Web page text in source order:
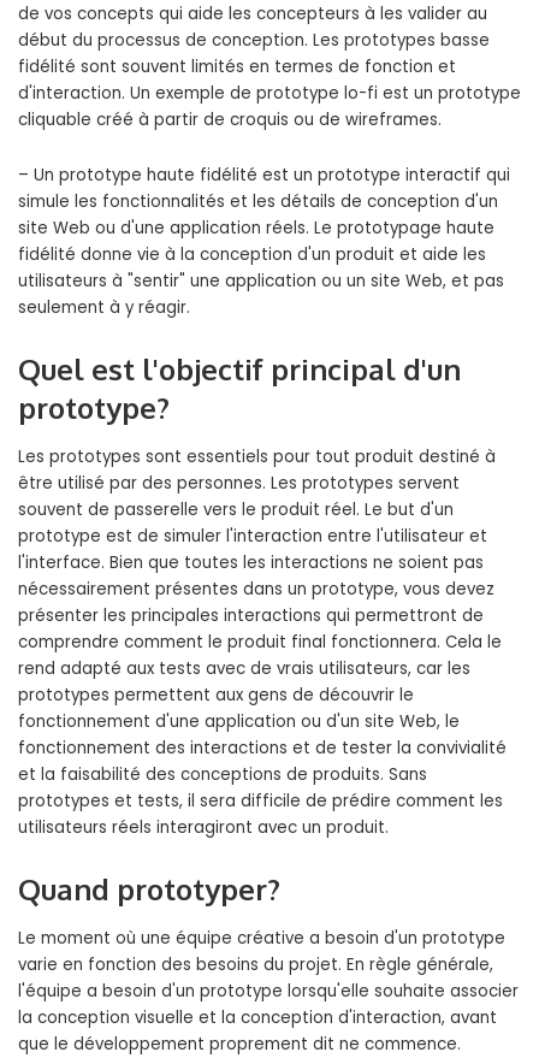
de vos concepts qui aide les concepteurs à les valider au
début du processus de conception. Les prototypes basse
fidélité sont souvent limités en termes de fonction et
d'interaction. Un exemple de prototype lo-fi est un prototype
cliquable créé à partir de croquis ou de wireframes.
– Un prototype haute fidélité est un prototype interactif qui
simule les fonctionnalités et les détails de conception d'un
site Web ou d'une application réels. Le prototypage haute
fidélité donne vie à la conception d'un produit et aide les
utilisateurs à "sentir" une application ou un site Web, et pas
seulement à y réagir.
Quel est l'objectif principal d'un
prototype?
Les prototypes sont essentiels pour tout produit destiné à
être utilisé par des personnes. Les prototypes servent
souvent de passerelle vers le produit réel. Le but d'un
prototype est de simuler l'interaction entre l'utilisateur et
l'interface. Bien que toutes les interactions ne soient pas
nécessairement présentes dans un prototype, vous devez
présenter les principales interactions qui permettront de
comprendre comment le produit final fonctionnera. Cela le
rend adapté aux tests avec de vrais utilisateurs, car les
prototypes permettent aux gens de découvrir le
fonctionnement d'une application ou d'un site Web, le
fonctionnement des interactions et de tester la convivialité
et la faisabilité des conceptions de produits. Sans
prototypes et tests, il sera difficile de prédire comment les
utilisateurs réels interagiront avec un produit.
Quand prototyper?
Le moment où une équipe créative a besoin d'un prototype
varie en fonction des besoins du projet. En règle générale,
l'équipe a besoin d'un prototype lorsqu'elle souhaite associer
la conception visuelle et la conception d'interaction, avant
que le développement proprement dit ne commence.